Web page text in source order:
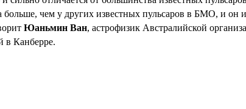
чем у других известных пульсаров в БМО, и он
Юаньмин Ван, астрофизик Австралийской
в Канберре.